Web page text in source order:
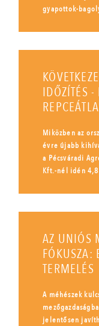
gyapottok-
IDŐZÍTÉS
Miközben az
évre újabb
a Pécsváradi
Kft.-nél idén
AZ UNIÓS
FÓKUSZA:
TERMELÉS
A méhészek
jelentősen